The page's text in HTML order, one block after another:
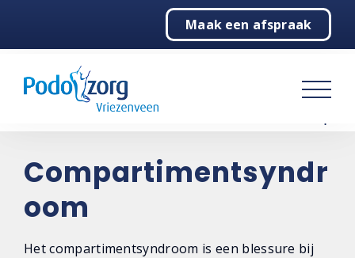
Maak een afspraak
Podotherapie
Over ons
Contact
Compartimentsyndr
oom
Het compartimentsyndroom is een blessure bij